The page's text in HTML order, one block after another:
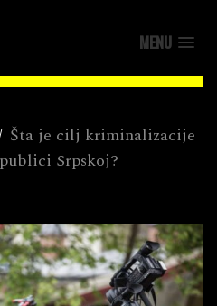
MENU
Šta je cilj kriminalizacije
Srpskoj?